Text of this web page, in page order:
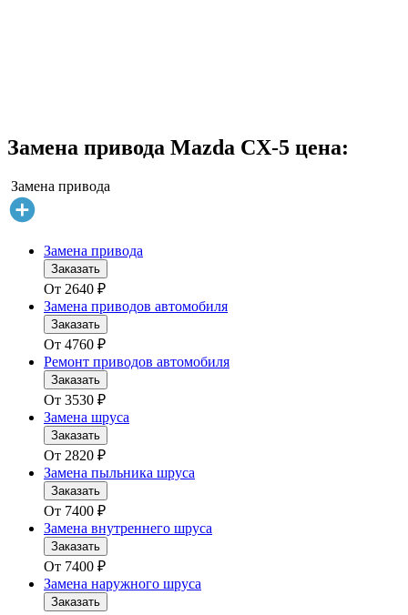
руб
Замена привода Mazda CX-5 цена:
Замена привода
Замена привода
Заказать
От 2640 ₽
Замена приводов автомобиля
Заказать
От 4760 ₽
Ремонт приводов автомобиля
Заказать
От 3530 ₽
Замена шруса
Заказать
От 2820 ₽
Замена пыльника шруса
Заказать
От 7400 ₽
Замена внутреннего шруса
Заказать
От 7400 ₽
Замена наружного шруса
Заказать